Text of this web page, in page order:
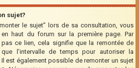
sujet?
le sujet” lors de sa consultation, vous
haut du forum sur la première page. Par
ce lien, cela signifie que la remontée de
l’intervalle de temps pour autoriser la
Il est également possible de remonter un sujet